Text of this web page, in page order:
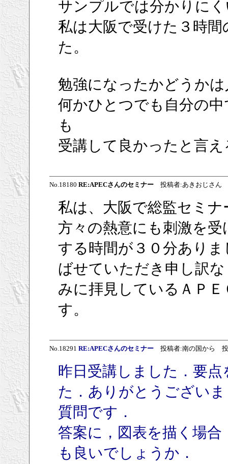
サンプルでは分かりに
私は大阪で受けた３時
た。
勉強になったかどうか
何かひとつでも自分の
も
受講して良かったと言
No.18180 RE:APECさんのセミナー投稿者:あきおじさん
私は、大阪で総監セミ
方々の熱意にも刺激を
する時間が３０分あり
ばせていただき申し訳
みに拝見しているＡＰ
す。
No.18291 RE:APECさんのセミナー投稿者:南の国から 投
昨日受講しました．要
た．ありがとうござい
質問です．
答案に，図表を描く場
も良いでしょうか．